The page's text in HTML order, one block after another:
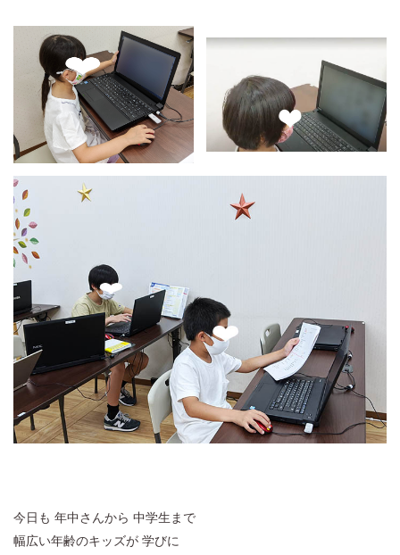
今日も 年中さんから 中学生まで
幅広い年齢のキッズが 学びに